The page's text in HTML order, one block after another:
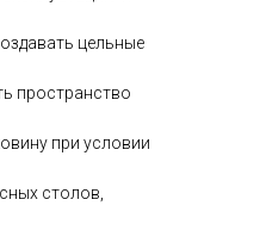
цельные
пространство
при условии
столов,